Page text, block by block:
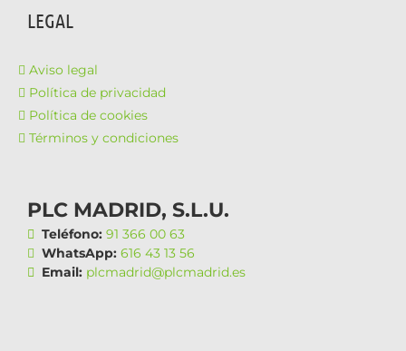
LEGAL
Aviso legal
Política de privacidad
Política de cookies
Términos y condiciones
PLC MADRID, S.L.U.
Teléfono: 91 366 00 63
WhatsApp: 616 43 13 56
Email: plcmadrid@plcmadrid.es